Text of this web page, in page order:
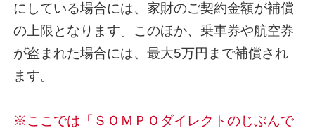
にしている場合には、家財のご契約金額が補償
の上限となります。このほか、乗車券や航空券
が盗まれた場合には、最大5万円まで補償され
ます。
※ここでは「ＳＯＭＰＯダイレクトのじぶんで